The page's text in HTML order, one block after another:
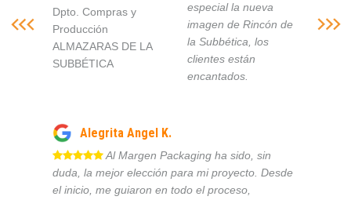
Dpto. Compras y
Producción
ALMAZARAS DE LA
SUBBÉTICA
especial la nueva
imagen de Rincón de
la Subbética, los
clientes están
encantados.
Alegrita Angel K.
Al Margen Packaging ha sido, sin
duda, la mejor elección para mi proyecto. Desde
el inicio, me guiaron en todo el proceso,